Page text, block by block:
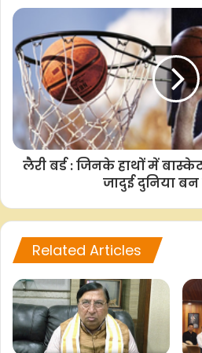
k
p
k
लैरी बर्ड : जिनके हाथों में
जादुई दुनिया बन
Related Articles